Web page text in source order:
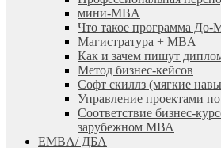
мини-MBA
Что такое программа До-
Магистратура + MBA
Как и зачем пишут
Метод бизнес-кейсов
Софт скиллз (мягкие
Управление проектами
Соответствие бизнес-
зарубежном МВА
EMBA/ ДБA